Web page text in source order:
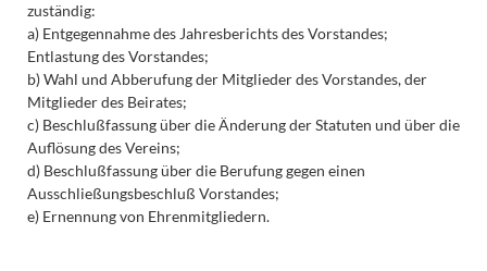
zuständig:
a) Entgegennahme des Jahresberichts des Vorstandes;
Entlastung des Vorstandes;
b) Wahl und Abberufung der Mitglieder des Vorstandes, der
Mitglieder des Beirates;
c) Beschlußfassung über die Änderung der Statuten und über die
Auflösung des Vereins;
d) Beschlußfassung über die Berufung gegen einen
Ausschließungsbeschluß Vorstandes;
e) Ernennung von Ehrenmitgliedern.